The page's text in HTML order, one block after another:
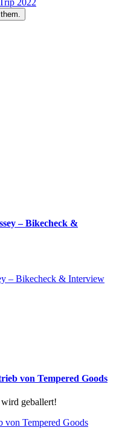
2022
– Bikecheck &
– Bikecheck & Interview
von Tempered Goods
geballert!
von Tempered Goods